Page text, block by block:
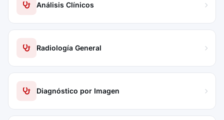
Análisis Clínicos
Radiología General
Diagnóstico por Imagen